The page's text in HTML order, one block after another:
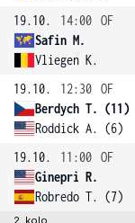
19.10.
14:00 OF
Safin M.
Vliegen K.
19.10.
12:30 OF
Berdych T. (11)
Roddick A. (6)
19.10.
11:00 OF
Ginepri R.
Robredo T. (7)
2. kolo